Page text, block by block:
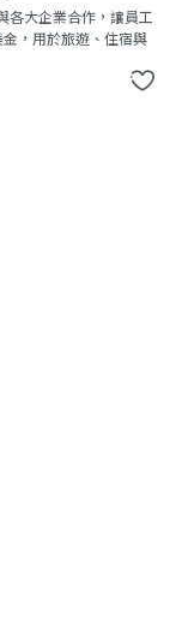
各大企業合作，讓員工
，用於旅遊、住宿與